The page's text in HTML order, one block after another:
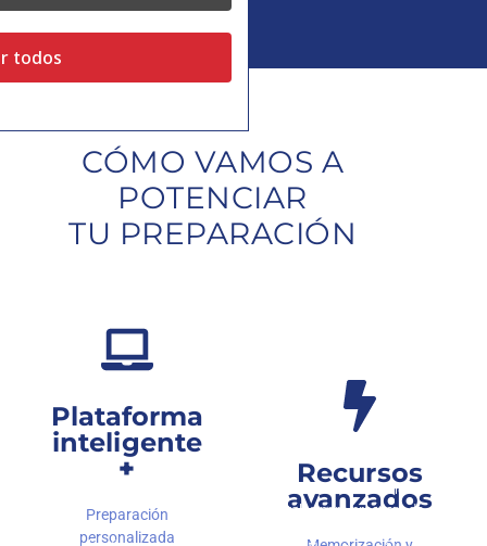
CÓMO VAMOS A
POTENCIAR
TU PREPARACIÓN
Plataforma
inteligente
+
Preparación
personalizada
Recursos
avanzados
Contarás con herramientas
digitales para practicar de
todos